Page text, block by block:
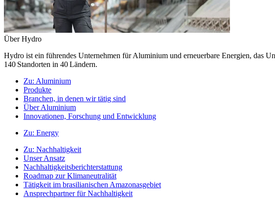
Über Hydro
Hydro ist ein führendes Unternehmen für Aluminium und erneuerbare Energien, das
140 Standorten in 40 Ländern.
Zu: Aluminium
Produkte
Branchen, in denen wir tätig sind
Über Aluminium
Innovationen, Forschung und Entwicklung
Zu: Energy
Zu: Nachhaltigkeit
Unser Ansatz
Nachhaltigkeitsberichterstattung
Roadmap zur Klimaneutralität
Tätigkeit im brasilianischen Amazonasgebiet
Ansprechpartner für Nachhaltigkeit